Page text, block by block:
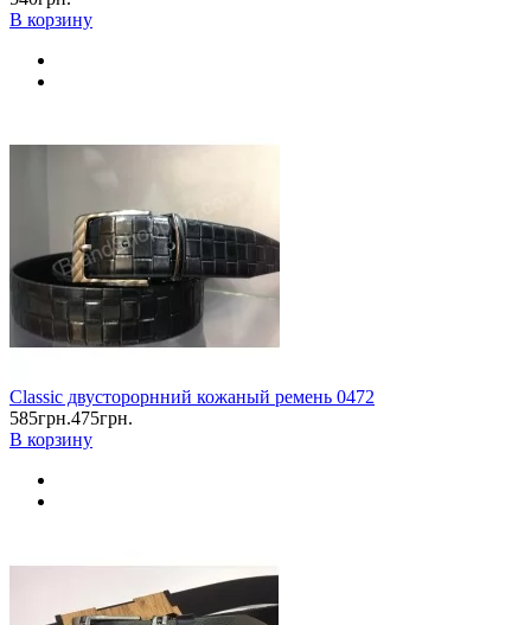
В корзину
Classic двусторорнний кожаный ремень 0472
585грн.475грн.
В корзину